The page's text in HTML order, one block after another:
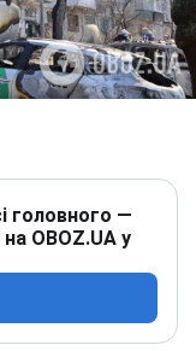
головного —
OBOZ.UA у